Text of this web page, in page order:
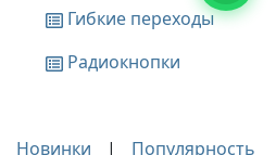
Гибкие переходы
Радиокнопки
Новинки | Популярность